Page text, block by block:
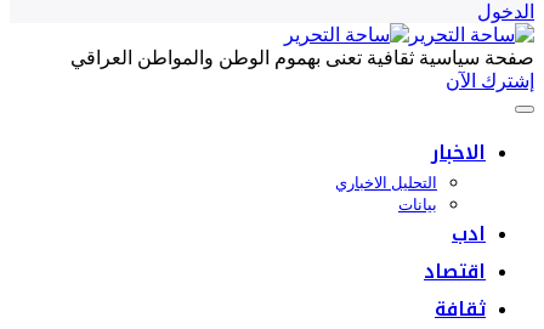
الدخول
صفحة سياسية ثقافية تعنى بهموم الوطن والمواطن العراقي
إشترك الآن
الاخبار
التحليل الاخباري
بيانات
ادب
اقتصاد
ثقافة